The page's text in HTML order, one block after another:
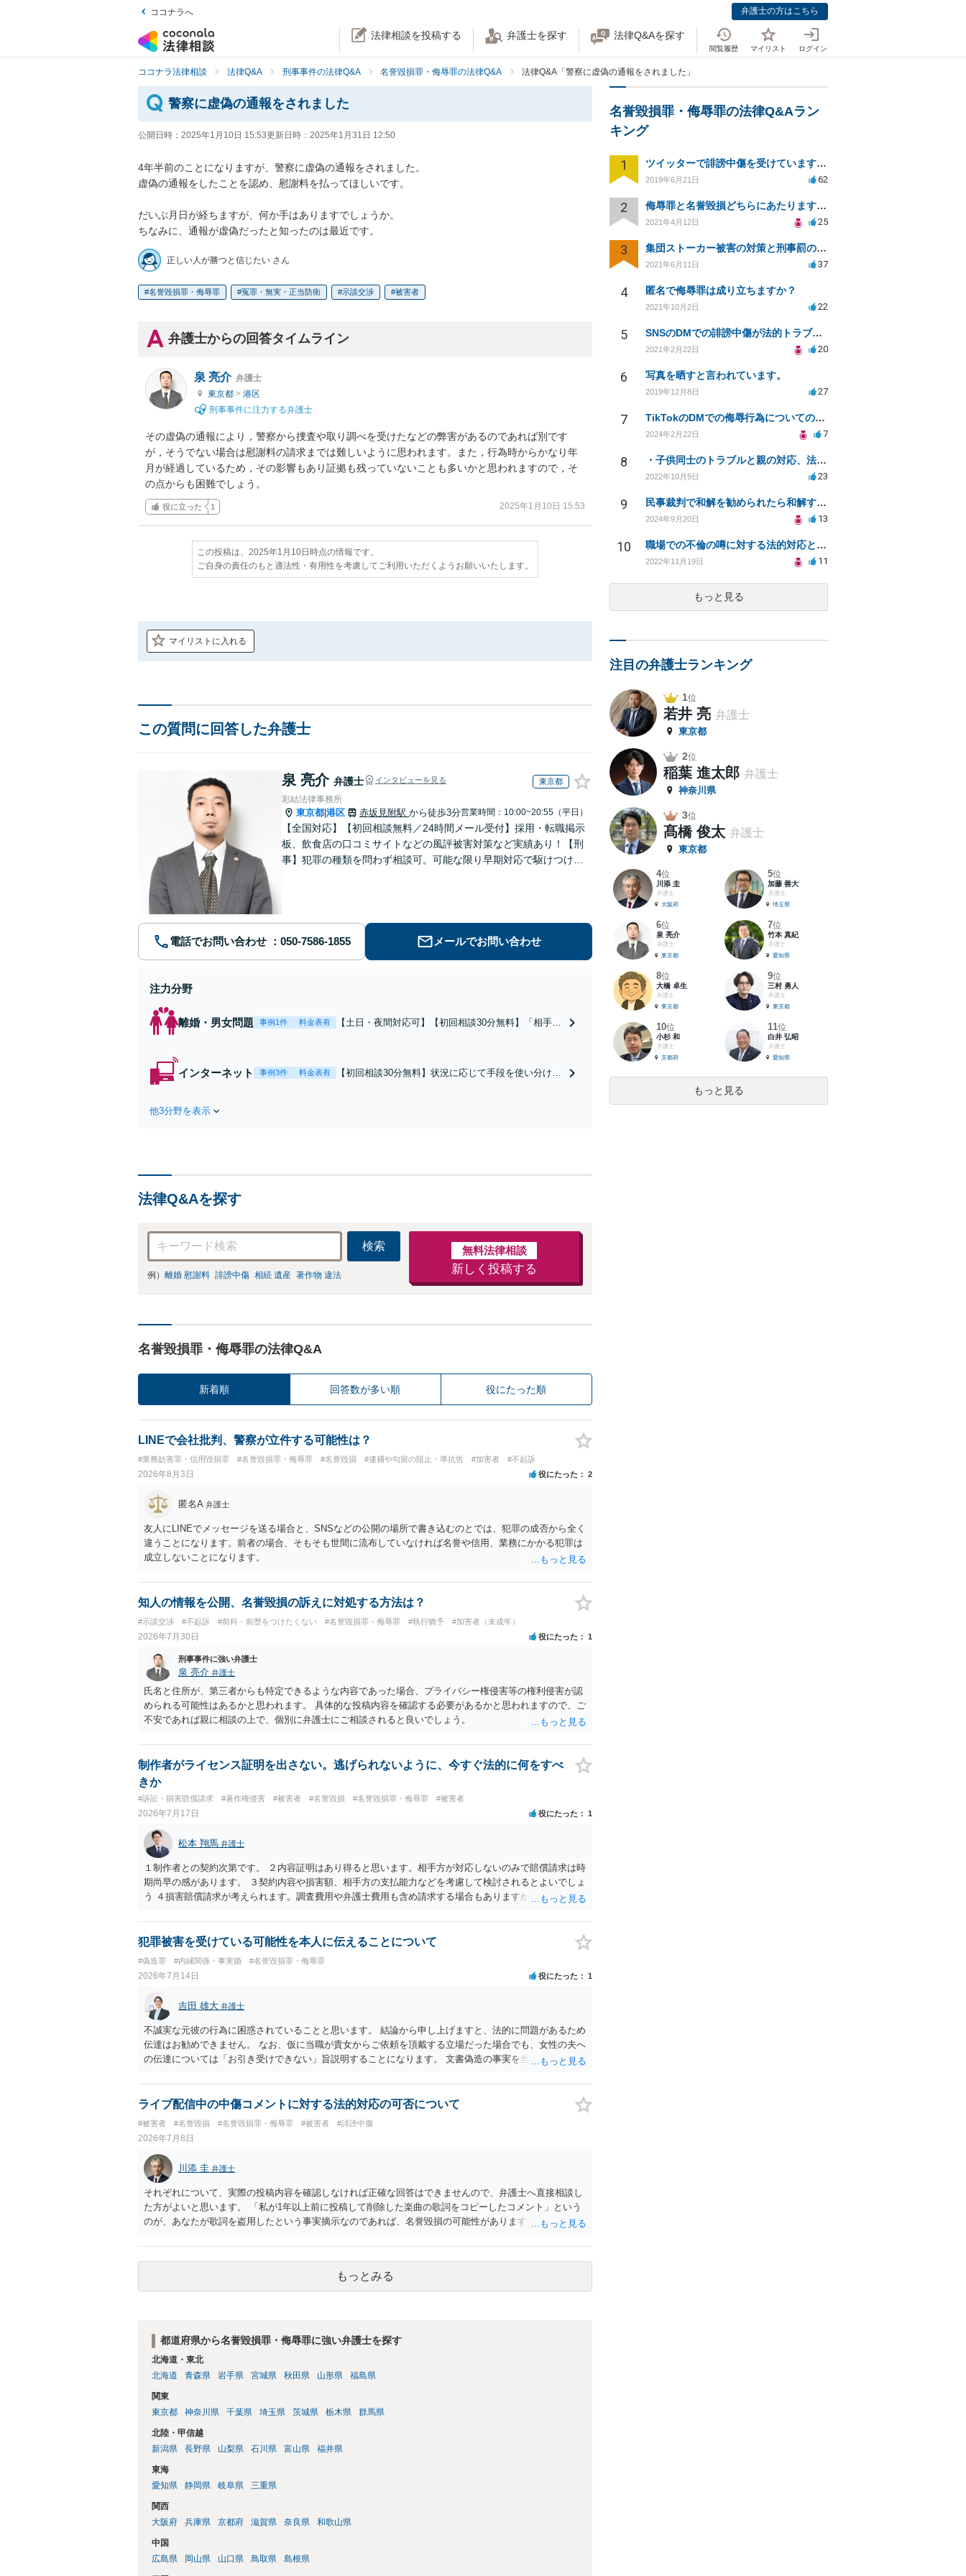
ココナラへ 弁護士の方はこちら
法律相談を投稿する 弁護士を探す 法律Q&Aを探す
閲覧履歴 マイリスト ログイン
ココナラ法律相談 法律Q&A 刑事事件の法律Q&A 名誉毀損罪・侮辱罪の法律Q&A 法律Q&A「警察に虚偽の通報をされました」
警察に虚偽の通報をされました
公開日時： 2025年1月10日 15:53更新日時： 2025年1月31日 12:50
4年半前のことになりますが、警察に虚偽の通報をされました。
虚偽の通報をしたことを認め、慰謝料を払ってほしいです。
だいぶ月日が経ちますが、何か手はありますでしょうか。
ちなみに、通報が虚偽だったと知ったのは最近です。
正しい人が勝つと信じたい さん
名誉毀損罪・侮辱罪 冤罪・無実・正当防衛 示談交渉 被害者
弁護士からの回答タイムライン
泉 亮介 弁護士
東京都 > 港区
刑事事件に注力する弁護士
その虚偽の通報により，警察から捜査や取り調べを受けたなどの弊害があるのであれば別です
が，そうでない場合は慰謝料の請求までは難しいように思われます。また，行為時からかなり年
月が経過しているため，その影響もあり証拠も残っていないことも多いかと思われますので，そ
の点からも困難でしょう。
役に立った 1 2025年1月10日 15:53
この投稿は、2025年1月10日時点の情報です。
ご自身の責任のもと適法性・有用性を考慮してご利用いただくようお願いいたします。
マイリストに入れる
この質問に回答した弁護士
泉 亮介 弁護士 インタビューを見る 東京都
彩結法律事務所
東京都 港区 赤坂見附駅 から徒歩3分営業時間：10:00~20:55（平日）
【全国対応】【初回相談無料／24時間メール受付】採用・転職掲示
板、飲食店の口コミサイトなどの風評被害対策など実績あり！【刑
事】犯罪の種類を問わず相談可。可能な限り早期対応で駆けつけサ
電話でお問い合わせ メールでお問い合わせ
注力分野
離婚・男女問題 事例1件 料金表有
【土日・夜間対応可】【初回相談30分無料】「相手方
金額アップ／減額交渉も対応可」【完全個室対応】
インターネット 事例3件 料金表有
【初回相談30分無料】状況に応じて手段を使い分け、
他3分野を表示
法律Q&Aを探す
検索
例） 離婚 慰謝料 誹謗中傷 相続 遺産 著作物 違法
無料法律相談
新しく投稿する
名誉毀損罪・侮辱罪の法律Q&A
新着順 回答数が多い順 役にたった順
LINEで会社批判、警察が立件する可能性は？
#業務妨害罪・信用毀損罪 #名誉毀損罪・侮辱罪 #名誉毀損 #逮捕や勾留の阻止・準抗告 #加害者 #不起訴
2026年8月3日 役にたった 2
匿名A 弁護士
友人にLINEでメッセージを送る場合と、SNSなどの公開の場所で書き込むのとでは、犯罪の成否から全く
違うことになります。前者の場合、そもそも世間に流布していなければ名誉や信用、業務にかかる犯罪は
成立しないことになります。
知人の情報を公開、名誉毀損の訴えに対処する方法は？
#示談交渉 #不起訴 #前科・前歴をつけたくない #名誉毀損罪・侮辱罪 #執行猶予 #加害者（未成年）
2026年7月30日 役にたった 1
刑事事件に強い弁護士
泉 亮介 弁護士
氏名と住所が、第三者からも特定できるような内容であった場合、プライバシー権侵害等の権利侵害が認
められる可能性はあるかと思われます。 具体的な投稿内容を確認する必要があるかと思われますので、ご
不安であれば親に相談の上で、個別に弁護士にご相談されると良いでしょう。
制作者がライセンス証明を出さない。逃げられないように、今すぐ法的に何をすべ
きか
#訴訟・損害賠償請求 #著作権侵害 #被害者 #名誉毀損 #名誉毀損罪・侮辱罪 #被害者
2026年7月17日 役にたった 1
松本 翔馬 弁護士
１制作者との契約次第です。 ２内容証明はあり得ると思います。相手方が対応しないのみで賠償請求は時
期尚早の感があります。 ３契約内容や損害額、相手方の支払能力などを考慮して検討されるとよいでしょ
う ４損害賠償請求が考えられます。調査費用や弁護士費用も含め請求する場合もありますが、認められる
６弁護士に窓口を一本化して、直接連絡を避けることも方法の一つです。
犯罪被害を受けている可能性を本人に伝えることについて
#偽造罪 #内縁関係・事実婚 #名誉毀損罪・侮辱罪
2026年7月14日 役にたった 1
吉田 雄大 弁護士
不誠実な元彼の行為に困惑されていることと思います。 結論から申し上げますと、法的に問題があるため
伝達はお勧めできません。 なお、仮に当職が貴女からご依頼を頂戴する立場だった場合でも、女性の夫へ
の伝達については「お引き受けできない」旨説明することになります。 文書偽造の事実を当該男性に伝達
ことですが、それを別の方（とりわけ、女性にとって最も知られたくない相手である夫）に事実上であれ
伝えることは別の法的問題（プライバシー権侵害の問題）が発生します。
ライブ配信中の中傷コメントに対する法的対応の可否について
#被害者 #名誉毀損 #名誉毀損罪・侮辱罪 #被害者 #誹謗中傷
2026年7月8日
川添 圭 弁護士
それぞれについて、実際の投稿内容を確認しなければ正確な回答はできませんので、弁護士へ直接相談し
た方がよいと思います。 「私が1年以上前に投稿して削除した楽曲の歌詞をコピーしたコメント」という
のが、あなたが歌詞を盗用したという事実摘示なのであれば、名誉毀損の可能性がありますが、それ以外
害とは言い難いところです（いじめの事実をアウティングされた、といった意味であれば権利侵害性が出
てくる可能性はありますが）。
もっとみる
都道府県から名誉毀損罪・侮辱罪に強い弁護士を探す
北海道・東北
北海道
青森県 岩手県 宮城県 秋田県 山形県 福島県
関東
東京都
神奈川県 千葉県 埼玉県 茨城県 栃木県 群馬県
北陸・甲信越
新潟県
長野県 山梨県 石川県 富山県 福井県
東海
愛知県
静岡県 岐阜県 三重県
関西
大阪府
兵庫県 京都府 滋賀県 奈良県 和歌山県
中国
広島県
岡山県 山口県 鳥取県 島根県
名誉毀損罪・侮辱罪の法律Q&Aラン
キング
1 ツイッターで誹謗中傷を受けています。侮辱罪は成立しますか？
2019年6月21日 62
2 侮辱罪と名誉毀損どちらにあたりますか？
2021年4月12日 25
3 集団ストーカー被害の対策と刑事罰のための相談先は？
2021年6月11日 37
4 匿名で侮辱罪は成り立ちますか？
2021年10月2日 22
5 SNSのDMでの誹謗中傷が法的トラブルに発展するか？
2021年2月22日 20
6 写真を晒すと言われています。
2019年12月8日 27
7 TikTokのDMでの侮辱行為についての相談
2024年2月22日 7
8 ・子供同士のトラブルと親の対応、法的助言を求める方法は？
2022年10月9日 23
9 民事裁判で和解を勧められたら和解するしかないか？判決で大きく結果が変わることはありますか？
2024年9月20日 13
10 職場での不倫の噂に対する法的対応と解決策について
2022年11月19日 11
もっと見る
注目の弁護士ランキング
1位
若井 亮 弁護士
東京都
2位
稲葉 進太郎 弁護士
神奈川県
3位
髙橋 俊太 弁護士
東京都
4位
川添 圭
弁護士
大阪府
5位
加藤 善大
弁護士
埼玉県
6位
泉 亮介
弁護士
東京都
7位
竹本 真紀
弁護士
愛知県
8位
大橋 卓生
弁護士
東京都
9位
三村 勇人
弁護士
東京都
10位
小杉 和
弁護士
京都府
11位
白井 弘昭
弁護士
愛知県
もっと見る